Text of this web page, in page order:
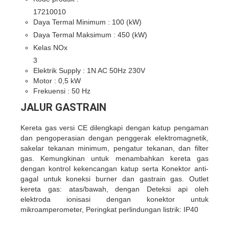
17210010
Daya Termal Minimum : 100 (kW)
Daya Termal Maksimum : 450 (kW)
Kelas NOx
3
Elektrik Supply : 1N AC 50Hz 230V
Motor : 0,5 kW
Frekuensi : 50 Hz
JALUR GASTRAIN
Kereta gas versi CE dilengkapi dengan katup pengaman
dan pengoperasian dengan penggerak elektromagnetik,
sakelar tekanan minimum, pengatur tekanan, dan filter
gas. Kemungkinan untuk menambahkan kereta gas
dengan kontrol kekencangan katup serta Konektor anti-
gagal untuk koneksi burner dan gastrain gas. Outlet
kereta gas: atas/bawah, dengan Deteksi api oleh
elektroda ionisasi dengan konektor untuk
mikroamperometer, Peringkat perlindungan listrik: IP40